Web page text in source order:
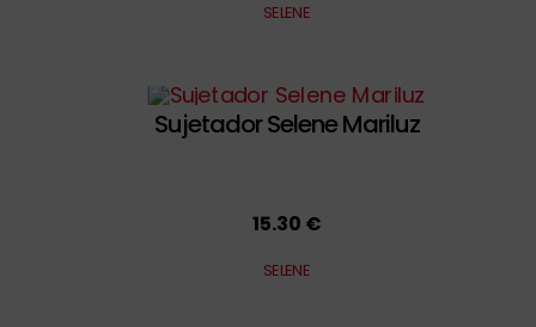
SELENE
Sujetador Selene Mariluz
15.30 €
SELENE